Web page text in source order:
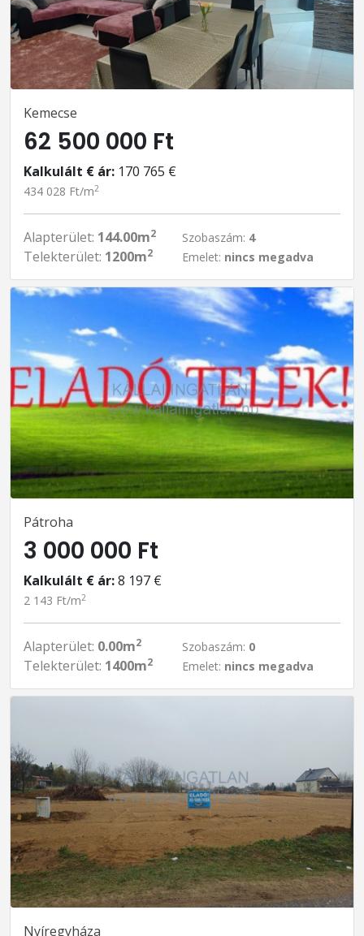
Kemecse
62 500 000 Ft
Kalkulált € ár: 170 765 €
434 028 Ft/m2
Alapterület: 144.00m2
Telekterület: 1200m2
Szobaszám: 4
Emelet: nincs megadva
Pátroha
3 000 000 Ft
Kalkulált € ár:8 197 €
2 143 Ft/m2
Alapterület: 0.00m2
Telekterület: 1400m2
Szobaszám: 0
Emelet: nincs megadva
Nyíregyháza